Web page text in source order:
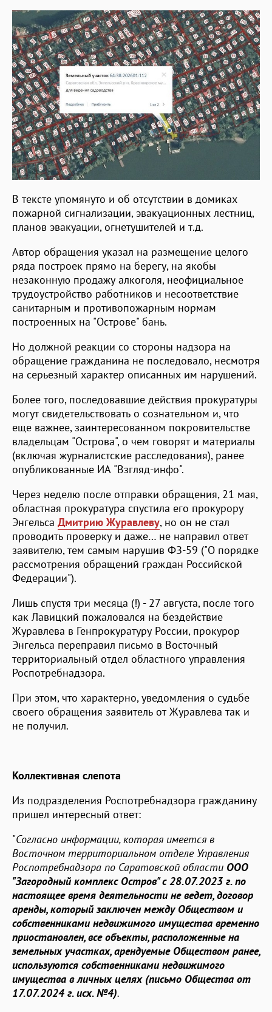
В тексте упомянуто и об отсутствии в домиках
пожарной сигнализации, эвакуационных лестниц,
планов эвакуации, огнетушителей и т.д.
Автор обращения указал на размещение целого
ряда построек прямо на берегу, на якобы
незаконную продажу алкоголя, неофициальное
трудоустройство работников и несоответствие
санитарным и противопожарным нормам
построенных на "Острове" бань.
Но должной реакции со стороны надзора на
обращение гражданина не последовало, несмотря
на серьезный характер описанных им нарушений.
Более того, последовавшие действия прокуратуры
могут свидетельствовать о сознательном и, что
еще важнее, заинтересованном покровительстве
владельцам "Острова", о чем говорят и материалы
(включая журналистские расследования), ранее
опубликованные ИА "Взгляд-инфо".
Через неделю после отправки обращения, 21 мая,
областная прокуратура спустила его прокурору
Энгельса Дмитрию Журавлеву, но он не стал
проводить проверку и даже… не направил ответ
заявителю, тем самым нарушив ФЗ-59 ("О порядке
рассмотрения обращений граждан Российской
Федерации").
Лишь спустя три месяца (!) - 27 августа, после того
как Лавицкий пожаловался на бездействие
Журавлева в Генпрокуратуру России, прокурор
Энгельса переправил письмо в Восточный
территориальный отдел областного управления
Роспотребнадзора.
При этом, что характерно, уведомления о судьбе
своего обращения заявитель от Журавлева так и
не получил.
Коллективная слепота
Из подразделения Роспотребнадзора гражданину
пришел интересный ответ:
"Согласно информации, которая имеется в
Восточном территориальном отделе Управления
Роспотребнадзора по Саратовской области ООО
"Загородный комплекс Остров" с 28.07.2023 г. по
настоящее время деятельности не ведет, договор
аренды, который заключен между Обществом и
собственниками недвижимого имущества временно
приостановлен, все объекты, расположенные на
земельных участках, арендуемые Обществом ранее,
используются собственниками недвижимого
имущества в личных целях (письмо Общества от
17.07.2024 г. исх. №4).